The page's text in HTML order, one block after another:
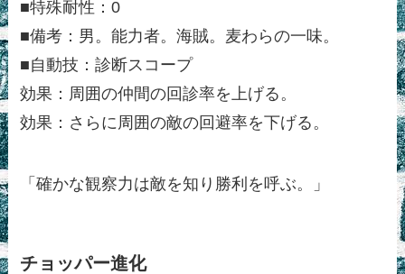
■特殊耐性：0
■備考：男。能力者。海賊。麦わらの一味。
■自動技：診断スコープ
効果：周囲の仲間の回診率を上げる。
効果：さらに周囲の敵の回避率を下げる。
「確かな観察力は敵を知り勝利を呼ぶ。」
チョッパー進化